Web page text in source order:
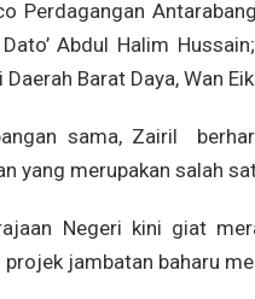
Perdagangan
Dato’ Abdul Halim
Daerah Barat Daya, Wan
sama, Zairil
yang merupakan salah
Negeri kini giat
jambatan baharu